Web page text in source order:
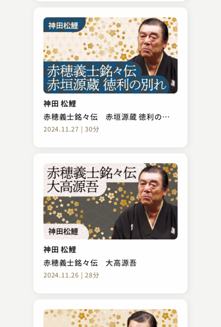
神田 松鯉
赤穂義士銘々伝 赤垣源蔵 徳利の別
れ
2024.11.27 | 30分
神田 松鯉
赤穂義士銘々伝 大高源吾
2024.11.26 | 28分